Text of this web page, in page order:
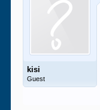
kisi
Guest